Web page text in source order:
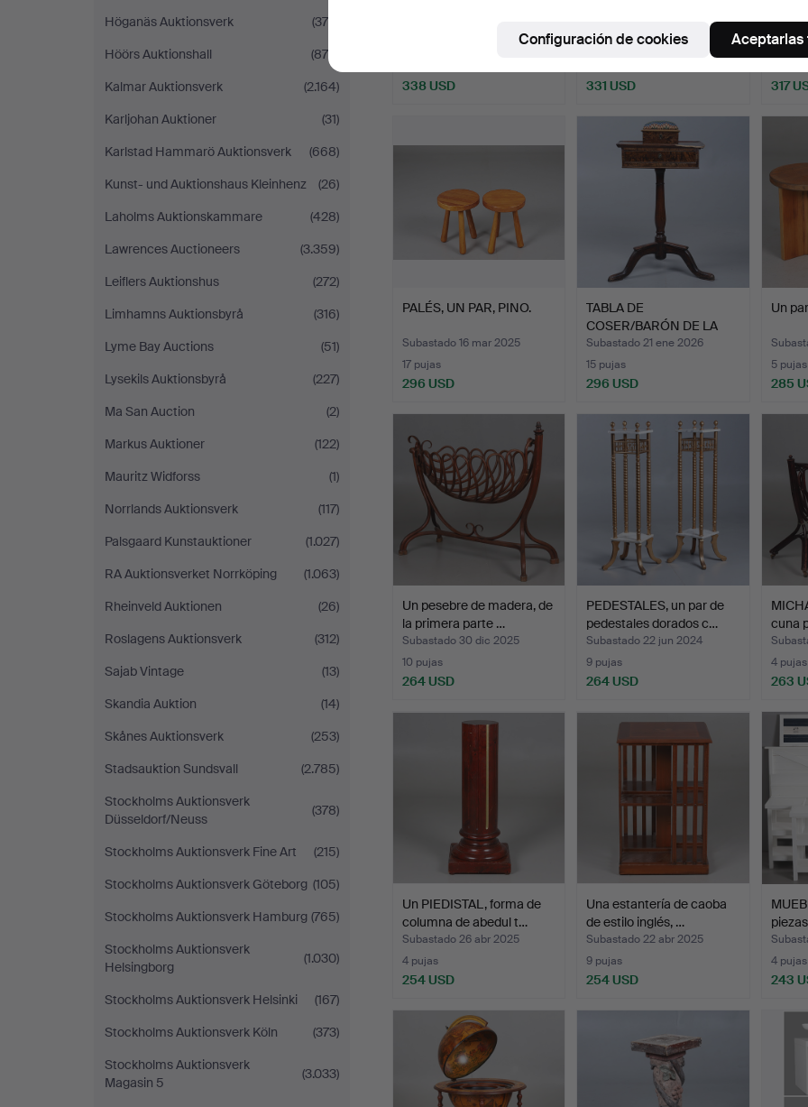
Höganäs Auktionsverk
(376)
Höörs Auktionshall
(875)
Kalmar Auktionsverk
(2.164)
Karljohan Auktioner
(31)
Karlstad Hammarö Auktionsverk
(668)
Kunst- und Auktionshaus Kleinhenz
(26)
Laholms Auktionskammare
(428)
Lawrences Auctioneers
(3.359)
Leiflers Auktionshus
(272)
Limhamns Auktionsbyrå
(316)
Lyme Bay Auctions
(51)
Lysekils Auktionsbyrå
(227)
Ma San Auction
(2)
Markus Auktioner
(122)
Mauritz Widforss
(1)
Norrlands Auktionsverk
(117)
Palsgaard Kunstauktioner
(1.027)
RA Auktionsverket Norrköping
(1.063)
Rheinveld Auktionen
(26)
Roslagens Auktionsverk
(312)
Sajab Vintage
(13)
Skandia Auktion
(14)
Skånes Auktionsverk
(253)
Stadsauktion Sundsvall
(2.785)
Stockholms Auktionsverk
Düsseldorf/Neuss
(378)
Stockholms Auktionsverk Fine Art
(215)
Stockholms Auktionsverk Göteborg (105)
Stockholms Auktionsverk Hamburg (765)
Stockholms Auktionsverk
Helsingborg
(1.030)
Stockholms Auktionsverk Helsinki
(167)
Stockholms Auktionsverk Köln
(373)
Stockholms Auktionsverk
Magasin 5
(3.033)
Subastado 13 mar 2024
338 USD
Subastado 5 may 2025
331 USD
O,
317
PALÉS, UN PAR, PINO.
Subastado 16 mar 2025
17 pujas
296 USD
TABLA DE
COSER/BARÓN DE LA
COSTURA. Revest…
Subastado 21 ene 2026
15 pujas
296 USD
Un
5 pujas
285
Un pesebre de madera, de
la primera parte …
Subastado 30 dic 2025
10 pujas
264 USD
PEDESTALES, un par de
pedestales dorados c…
Subastado 22 jun 2024
9 pujas
264 USD
cuna
4 pujas
263
Un PIEDISTAL, forma de
columna de abedul t…
Subastado 26 abr 2025
4 pujas
254 USD
Una estantería de caoba
de estilo inglés, …
Subastado 22 abr 2025
9 pujas
254 USD
4 pujas
243
Configuración de cookies Aceptarlas